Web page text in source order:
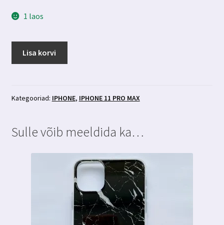
1 laos
ümbris
kogus
Lisa korvi
Kategooriad: IPHONE, IPHONE 11 PRO MAX
Sulle võib meeldida ka…